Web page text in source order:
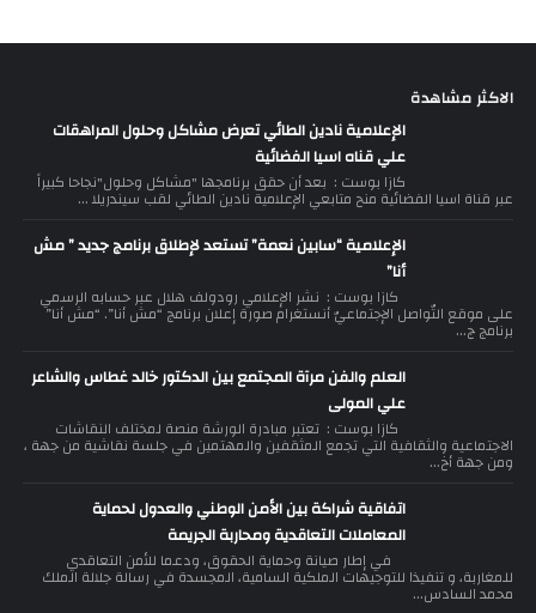
الاكثر مشاهدة
الإعلامية نادين الطائي تعرض مشاكل وحلول المراهقات
علي قناه اسيا الفضائية
كازا بوست : بعد أن حقق برنامجها "مشاكل وحلول"نجاحا كبيراً
عبر قناة اسيا الفضائية منح متابعي الإعلامية نادين الطائي لقب سيندريلا ...
الإعلامية “سابين نعمة” تستعد لإطلاق برنامج جديد ” مش
أنا”
كازا بوست : نشر الإعلامي رودولف هلال عبر حسابه الرسمي
على موقع التّواصل الإجتماعيّ أنستغرام صورة إعلان برنامج “مش أنا”. “مش أنا”
برنامج ج...
العلم والفن مرآة المجتمع بين الدكتور خالد غطاس والشاعر
علي المولى
كازا بوست : تعتبر مبادرة الورشة منصة لمختلف النقاشات
الاجتماعية والثقافية التي تجمع المثقفين والمهتمين في جلسة نقاشية من جهة ،
ومن جهة أخ...
اتفاقية شراكة بين الأمن الوطني والعدول لحماية
المعاملات التعاقدية ومحاربة الجريمة
في إطار صيانة وحماية الحقوق، ودعما للأمن التعاقدي
للمغاربة، و تنفيذا للتوجيهات الملكية السامية، المجسدة في رسالة جلالة الملك
محمد السادس...